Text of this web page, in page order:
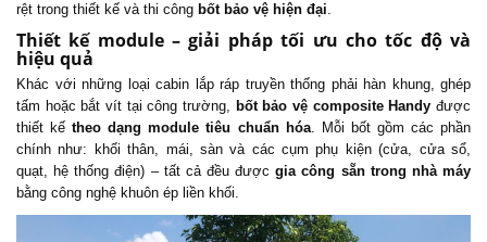
rệt trong thiết kế và thi công bốt bảo vệ hiện đại.
Thiết kế module – giải pháp tối ưu cho tốc độ và
hiệu quả
Khác với những loại cabin lắp ráp truyền thống phải hàn khung, ghép
tấm hoặc bắt vít tại công trường, bốt bảo vệ compositeHandy được
thiết kếtheo dạng module tiêu chuẩn hóa. Mỗi bốt gồm các phần
chính như: khối thân, mái, sàn và các cụm phụ kiện (cửa, cửa sổ,
quạt, hệ thống điện) – tất cả đều đượcgia công sẵn trong nhà máy
bằng công nghệ khuôn ép liền khối.